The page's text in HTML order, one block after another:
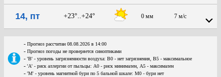
14, пт +23°..+24° 0 мм 7 м/с
- Прогноз рассчитан 08.08.2026 в 14:00
- Прогноз погоды не проверяется синоптиками
- 'В' - уровень загрязненности воздуха: В0 - нет загрязнения, В5 - максимальное
- 'А' - риск аллергии от пыльцы: А0 - риск минимален, А5 - максимален
- 'М' - уровень магнитной бури по 5 бальной шкале: М0 - бури нет